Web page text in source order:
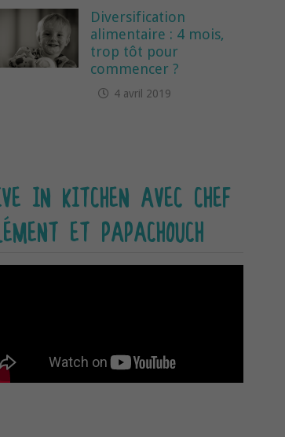
Diversification
alimentaire : 4 mois,
trop tôt pour
commencer ?
4 avril 2019
IN KITCHEN AVEC CHEF
ET PAPACHOUCH